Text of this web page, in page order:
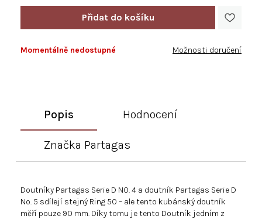
Momentálně nedostupné Možnosti doručení
hvězdiček.
Popis Hodnocení
Značka Partagas
Doutníky Partagas Serie D NO. 4 a doutník Partagas Serie D
No. 5 sdílejí stejný Ring 50 – ale tento kubánský doutník
měří pouze 90 mm. Díky tomu je tento Doutník jedním z